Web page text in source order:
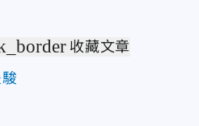
收藏文章